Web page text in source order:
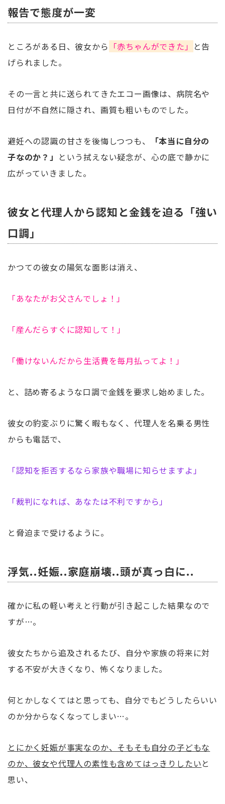
報告で態度が一変
ところがある日、彼女から 「赤ちゃんができた」 と告
げられました。
その一言と共に送られてきたエコー画像は、病院名や
日付が不自然に隠され、画質も粗いものでした。
避妊への認識の甘さを後悔しつつも、
「本当に自分の
子なのか？」 という拭えない疑念が、心の底で静かに
広がっていきました。
彼女と代理人から認知と金銭を迫る「強い
口調」
かつての彼女の陽気な面影は消え、
「あなたがお父さんでしょ！」
「産んだらすぐに認知して！」
「働けないんだから生活費を毎月払ってよ！」
と、詰め寄るような口調で金銭を要求し始めました。
彼女の豹変ぶりに驚く暇もなく、代理人を名乗る男性
からも電話で、
「認知を拒否するなら家族や職場に知らせますよ」
「裁判になれば、あなたは不利ですから」
と脅迫まで受けるように。
浮気..妊娠..家庭崩壊..頭が真っ白に..
確かに私の軽い考えと行動が引き起こした結果なので
すが…。
彼女たちから追及されるたび、自分や家族の将来に対
する不安が大きくなり、怖くなりました。
何とかしなくてはと思っても、自分でもどうしたらいい
のか分からなくなってしまい…。
とにかく妊娠が事実なのか、そもそも自分の子どもな
のか、彼女や代理人の素性も含めてはっきりしたいと
思い、